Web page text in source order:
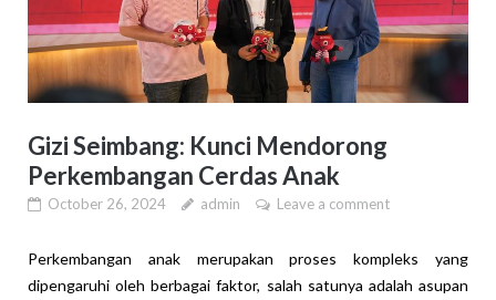
Gizi Seimbang: Kunci Mendorong
Perkembangan Cerdas Anak
October 26, 2024 admin Leave a comment
Perkembangan anak merupakan proses kompleks yang
dipengaruhi oleh berbagai faktor, salah satunya adalah asupan